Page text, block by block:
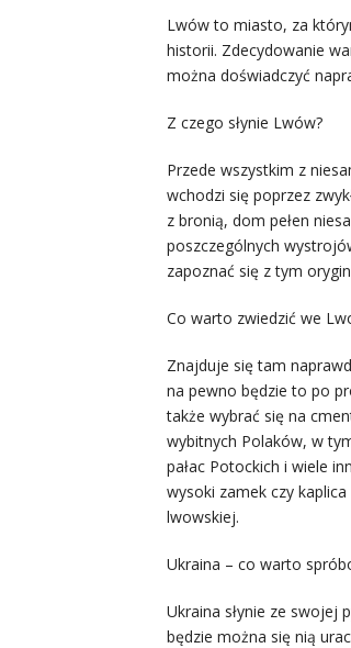
Lwów to miasto, za
historii. Zdecydowanie
można doświadczyć
Z czego słynie Lwów?
Przede wszystkim z
wchodzi się poprzez
z bronią, dom pełen
poszczególnych
zapoznać się z tym
Co warto zwiedzić we
Znajduje się tam
na pewno będzie to po
także wybrać się na
wybitnych Polaków, w
pałac Potockich i wiele
wysoki zamek czy
lwowskiej.
Ukraina – co warto
Ukraina słynie ze swojej
będzie można się nią